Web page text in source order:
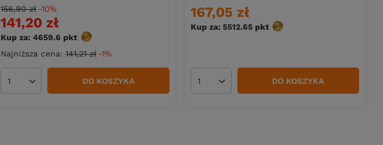
141,20 zł
Kup za: 4659.6 pkt punktów
Najniższa cena: 141,21 zł -1%
156,90 zł -10%
Ilość produktów DO KOSZYKA
167,05 zł
Kup za: 5512.65 pktpunktów
Ilość produktów DO KOSZYKA